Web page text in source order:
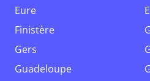
Eure
Finistère
Gers
Guadeloupe